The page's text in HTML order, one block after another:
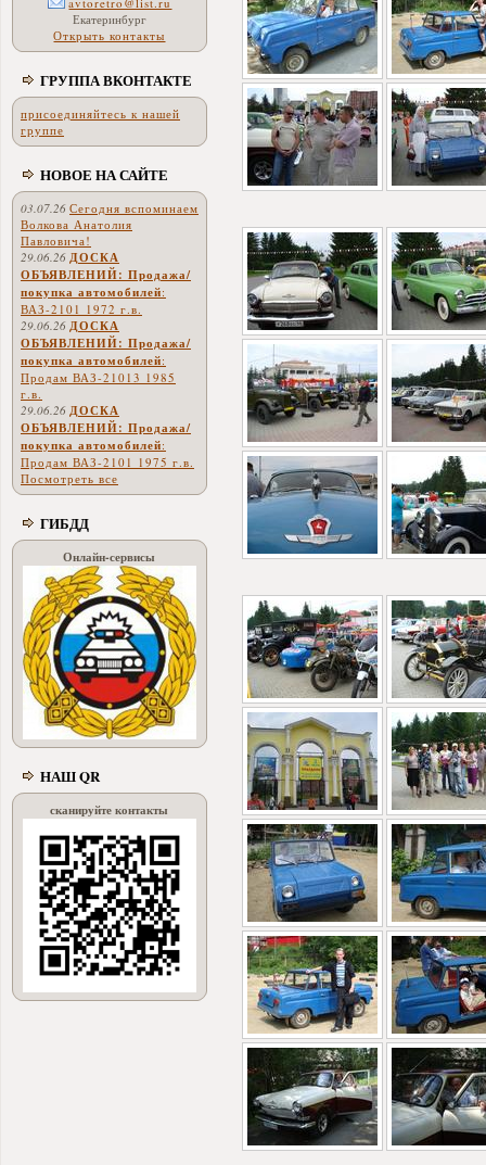
Екатеринбург
Открыть контакты
ГРУППА ВКОНТАКТЕ
присоединяйтесь к нашей
группе
НОВОЕ НА САЙТЕ
03.07.26 Сегодня вспоминаем
Волкова Анатолия
Павловича!
29.06.26 ДОСКА
ОБЪЯВЛЕНИЙ: Продажа/
покупка автомобилей:
ВАЗ-2101 1972 г.в.
29.06.26 ДОСКА
ОБЪЯВЛЕНИЙ: Продажа/
покупка автомобилей:
Продам ВАЗ-21013 1985
г.в.
29.06.26 ДОСКА
ОБЪЯВЛЕНИЙ: Продажа/
покупка автомобилей:
Продам ВАЗ-2101 1975 г.в.
Посмотреть все
ГИБДД
Онлайн-сервисы
НАШ QR
сканируйте контакты